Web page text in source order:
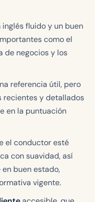
fluido y un buen
como el
de negocios y los
referencia útil, pero
recientes y detallados
en la puntuación
el conductor esté
con suavidad, así
buen estado,
vigente.